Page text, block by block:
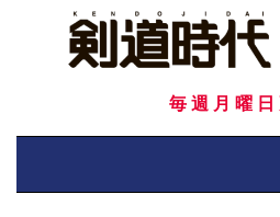
毎週月曜日